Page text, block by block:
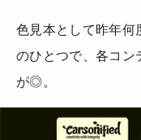
色見本として昨年何
のひとつで、各コ
が◎。